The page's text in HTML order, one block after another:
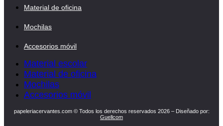
Material de oficina
Mochilas
Accesorios móvil
Material escolar
Material de oficina
Mochilas
Accesorios móvil
papeleriacervantes.com © Todos los derechos reservados 2026 – Diseñado por:
Guellcom